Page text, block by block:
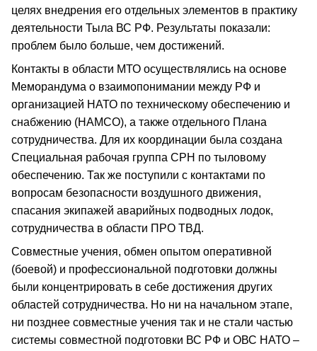
целях внедрения его отдельных элементов в практику
деятельности Тыла ВС РФ. Результаты показали:
проблем было больше, чем достижений.
Контакты в области МТО осуществлялись на основе
Меморандума о взаимопонимании между РФ и
организацией НАТО по техническому обеспечению и
снабжению (НАМСО), а также отдельного Плана
сотрудничества. Для их координации была создана
Специальная рабочая группа СРН по тыловому
обеспечению. Так же поступили с контактами по
вопросам безопасности воздушного движения,
спасания экипажей аварийных подводных лодок,
сотрудничества в области ПРО ТВД.
Совместные учения, обмен опытом оперативной
(боевой) и профессиональной подготовки должны
были концентрировать в себе достижения других
областей сотрудничества. Но ни на начальном этапе,
ни позднее совместные учения так и не стали частью
системы совместной подготовки ВС РФ и ОВС НАТО –